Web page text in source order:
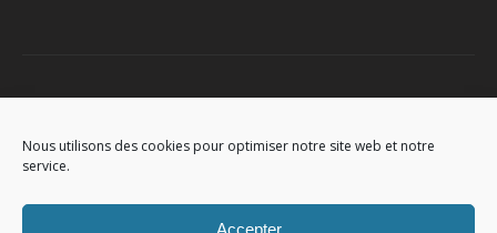
Nous utilisons des cookies pour optimiser notre site web et notre
service.
Accepter